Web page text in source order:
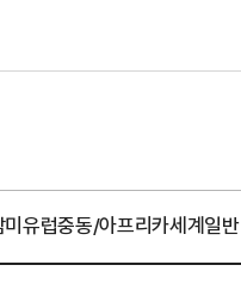
유럽중동/아프리카세계일반